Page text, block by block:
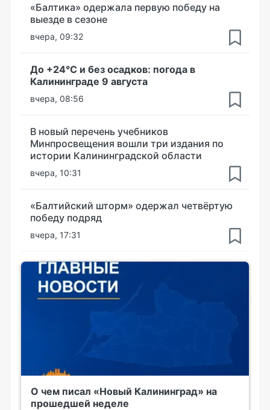
«Балтика» одержала первую победу на
выезде в сезоне
вчера, 09:32
До +24°С и без осадков: погода в
Калининграде 9 августа
вчера, 08:56
В новый перечень учебников
Минпросвещения вошли три издания по
истории Калининградской области
вчера, 10:31
«Балтийский шторм» одержал четвёртую
победу подряд
вчера, 17:31
О чем писал «Новый Калининград» на
прошедшей неделе